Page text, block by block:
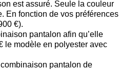
est assuré. Seule la couleur
En fonction de vos préférences
€).
pantalon afin qu’elle
le modèle en polyester avec
pantalon de